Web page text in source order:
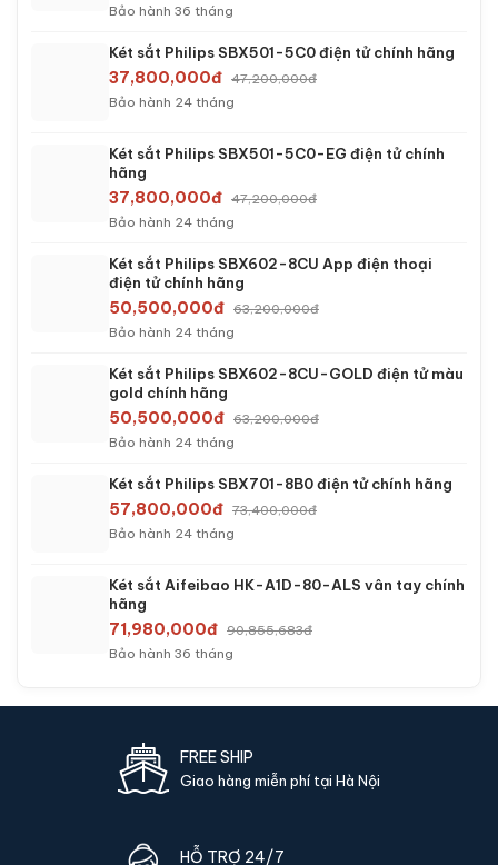
13,990,000đ 19,002,600đ
Két sắt Bofa BF-60ZY App điện thoại chính
hãng
Bảo hành 36 tháng
Két sắt mini Bofa BF-V-60BS2 vân tay chính
hãng
16,200,000đ 21,870,000đ
Bảo hành 36 tháng
Két sắt mini Bofa BF-V-60BJ vân tay chính
hãng
18,000,000đ 24,975,000đ
Bảo hành 36 tháng
Két sắt Aifeibao HK-A1D-80-HM vân tay chính
hãng
24,990,000đ
34,047,000đ
Bảo hành 36 tháng
Két sắt Philips SBX501-5C0 điện tử chính hãng
37,800,000đ
47,200,000đ
Két sắt Philips SBX501-5C0-EG điện tử chính
hãng
37,800,000đ
47,200,000đ
điện tử chính hãng
50,500,000đ
63,200,000đ
Bảo hành 24 tháng
gold chính hãng